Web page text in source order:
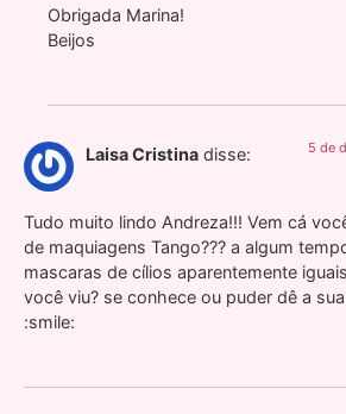
Obrigada Marina!
Beijos
Laisa Cristina disse: 5 de
Tudo muito lindo Andreza!!! Vem cá
de maquiagens Tango??? a algum
mascaras de cílios aparentemente
você viu? se conhece ou puder dê a
:smile: